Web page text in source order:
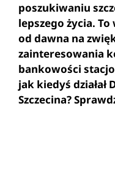
poszukiwaniu
lepszego życia.
od dawna na
zainteresowania
bankowości
jak kiedyś działał
Szczecina?